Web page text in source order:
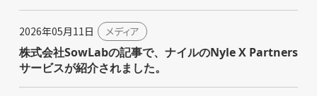
2026年05月11日 メディア
株式会社SowLabの記事で、ナイルのNyle X Partners
サービスが紹介されました。